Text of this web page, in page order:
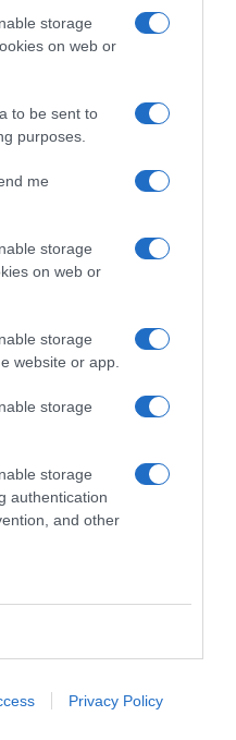
storage
on web or
to be sent to
purposes.
me
storage
on web or
storage
website or app.
storage
storage
authentication
and other
Privacy Policy
εξωτερική πολιτική
κίνδυνος του
την όραση
Σαμαράς – Απειλή
“Π”